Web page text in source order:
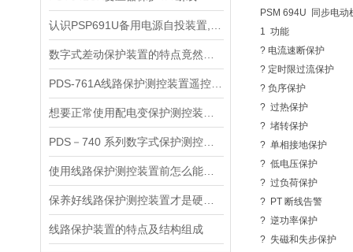
线路保护装置的特点及结构组成
PSM 694U 同步电动
1 功能
? 电流速断保护
? 定时限过流保护
? 负序保护
? 过热保护
? 堵转保护
? 单相接地保护
? 低电压保护
? 过负荷保护
? PT 断线告警
? 逆功率保护
? 失磁和失步保护